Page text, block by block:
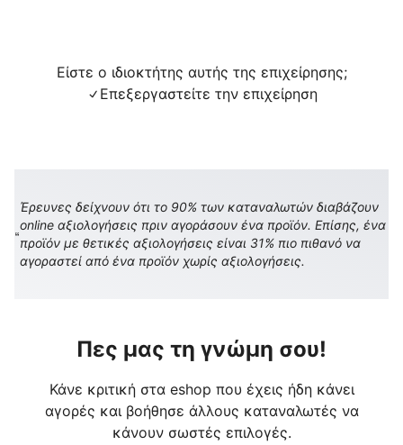
Είστε ο ιδιοκτήτης αυτής της επιχείρησης;
Επεξεργαστείτε την επιχείρηση
Έρευνες δείχνουν ότι το 90% των καταναλωτών διαβάζουν
online αξιολογήσεις πριν αγοράσουν ένα προϊόν. Επίσης, ένα
προϊόν με θετικές αξιολογήσεις είναι 31% πιο πιθανό να
αγοραστεί από ένα προϊόν χωρίς αξιολογήσεις.
Πες μας τη γνώμη σου!
Κάνε κριτική στα eshop που έχεις ήδη κάνει
αγορές και βοήθησε άλλους καταναλωτές να
κάνουν σωστές επιλογές.